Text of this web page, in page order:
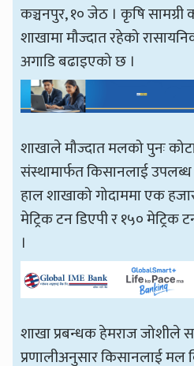
कञ्चनपुर, १० जेठ । कृषि सामग्री
शाखामा मौज्दात रहेको
अगाडि बढाइएको छ ।
शाखाले मौज्दात मलको पुनः
संस्थामार्फत किसानलाई उपलब्ध
हाल शाखाको गोदाममा एक
मेट्रिक टन डिएपी र १५० मेट्रिक
।
शाखा प्रबन्धक हेमराज जोशीले
प्रणालीअनुसार किसानलाई मल